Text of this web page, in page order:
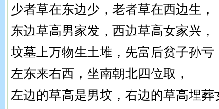
少者草在东边少，老者草在西边生，
东边草高男家发，西边草高女家兴，
坟墓上万物生土堆，先富后贫子孙亏
左东来右西，坐南朝北四位取，
左边的草高是男坟，右边的草高埋葬